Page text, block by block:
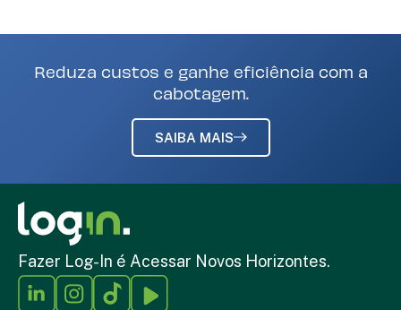
Reduza custos e ganhe eficiência com a
cabotagem.
SAIBA MAIS
Fazer Log-In é Acessar Novos Horizontes.